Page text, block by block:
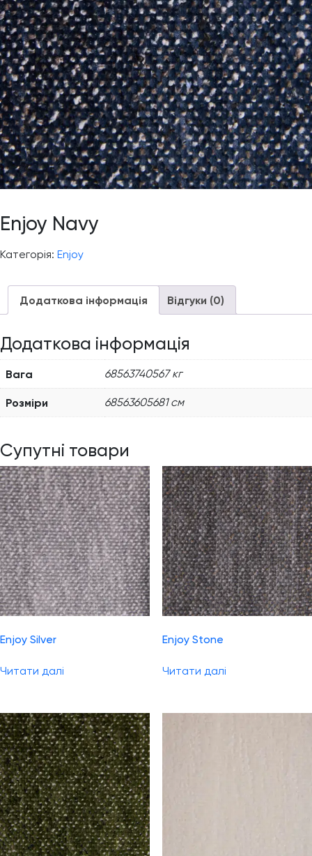
Enjoy Navy
Категорія: Enjoy
Додаткова інформація Відгуки (0)
Додаткова інформація
Вага 68563740567 кг
Розміри 68563605681 см
Супутні товари
Enjoy Silver
Читати далі
Enjoy Stone
Читати далі